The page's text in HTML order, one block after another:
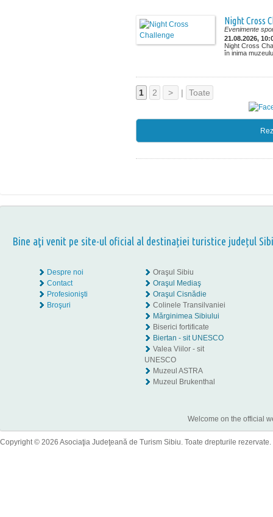
Night Cross
Evenimente
21.08.2026,
Night Cross
în inima
1 2 > | Toate
Bine aţi venit pe site-ul oficial al destinației turistice județul
Despre noi
Contact
Profesionişti
Broşuri
Oraşul Sibiu
Oraşul Mediaş
Oraşul Cisnădie
Colinele Transilvaniei
Mărginimea Sibiului
Biserici fortificate
Biertan - sit UNESCO
Valea Viilor - sit
UNESCO
Muzeul ASTRA
Muzeul Brukenthal
Welcome on the official
Copyright © 2026 Asociaţia Judeţeană de Turism Sibiu. Toate drepturile rezervate.